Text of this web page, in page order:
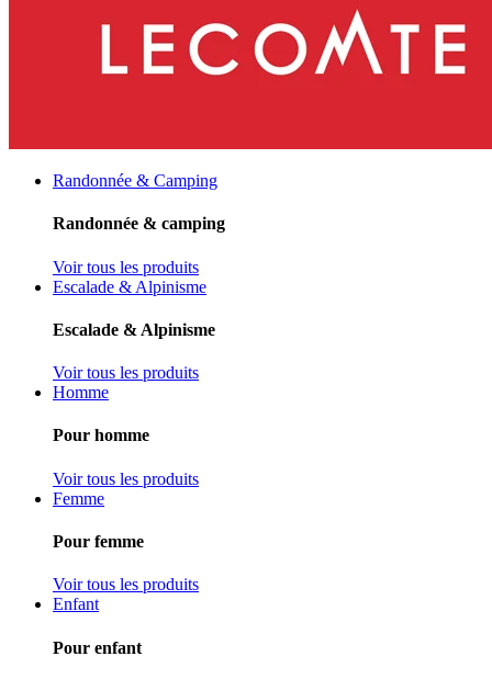
Randonnée & Camping
Randonnée & camping
Voir tous les produits
Escalade & Alpinisme
Escalade & Alpinisme
Voir tous les produits
Homme
Pour homme
Voir tous les produits
Femme
Pour femme
Voir tous les produits
Enfant
Pour enfant